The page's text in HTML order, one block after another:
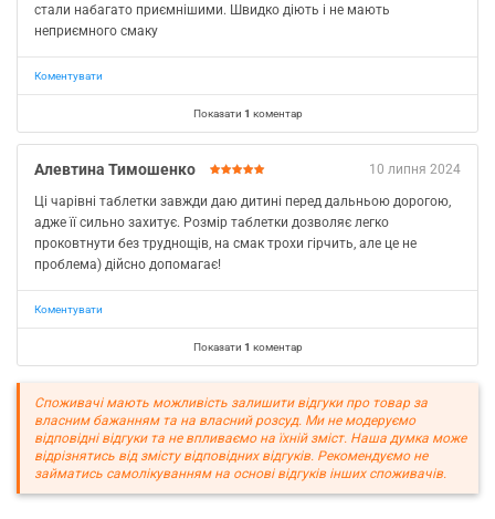
стали набагато приємнішими. Швидко діють і не мають
неприємного смаку
Коментувати
Показати 1 коментар
10 липня 2024
Алевтина Тимошенко
Ці чарівні таблетки завжди даю дитині перед дальньою дорогою,
адже її сильно захитує. Розмір таблетки дозволяє легко
проковтнути без труднощів, на смак трохи гірчить, але це не
проблема) дійсно допомагає!
Коментувати
Показати 1 коментар
Споживачі мають можливість залишити відгуки про товар за
власним бажанням та на власний розсуд. Ми не модеруємо
відповідні відгуки та не впливаємо на їхній зміст. Наша думка може
відрізнятись від змісту відповідних відгуків. Рекомендуємо не
займатись самолікуванням на основі відгуків інших споживачів.